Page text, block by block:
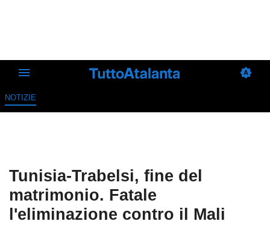
NOTIZIE
Tunisia-Trabelsi, fine del
matrimonio. Fatale
l'eliminazione contro il Mali